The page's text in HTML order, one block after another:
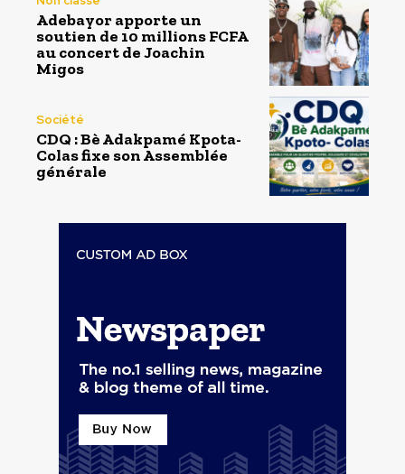
Adebayor apporte un
soutien de 10 millions FCFA
au concert de Joachin
Migos
Société
CDQ : Bè Adakpamé Kpota-
Colas fixe son Assemblée
générale